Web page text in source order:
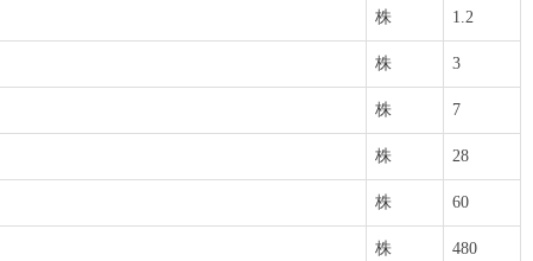
株 1.2
株 3
株 7
株 28
株 60
株 480